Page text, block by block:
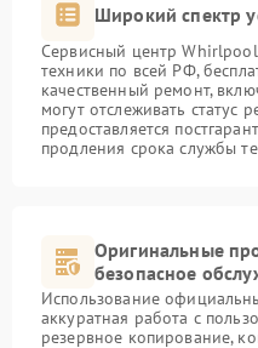
Широкий спектр
Сервисный центр Whirlpool
техники по всей РФ,
качественный ремонт,
могут отслеживать статус
предоставляется
продления срока службы
Оригинальные
безопасное
Использование
аккуратная работа с
резервное копирование,